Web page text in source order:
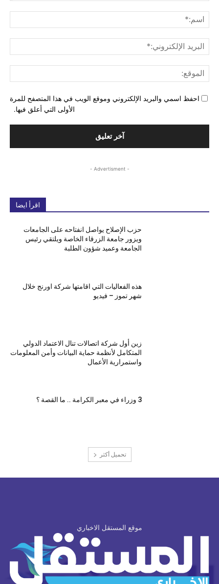
احفظ اسمي والبريد الإلكتروني وموقع الويب في هذا المتصفح للمرة
الأولى التي أعلق فيها.
- Advertisment -
اقرأ ايضا
حزب الإصلاح يواصل انفتاحه على الجامعات
ويزور جامعة الزرقاء الخاصة ويلتقي رئيس
الجامعة وعميد شؤون الطلبة
هذه الفعاليات التي اقامتها شركة اورنج خلال
شهر تموز – فيديو
زين أول شركة اتصالات تنال الاعتماد الدولي
المتكامل لأنظمة حماية البيانات وأمن المعلومات
واستمرارية الأعمال
3 وزراء في معبر الكرامة .. ما القصة ؟
تحميل أكثر
موقع المستقل الاخباري